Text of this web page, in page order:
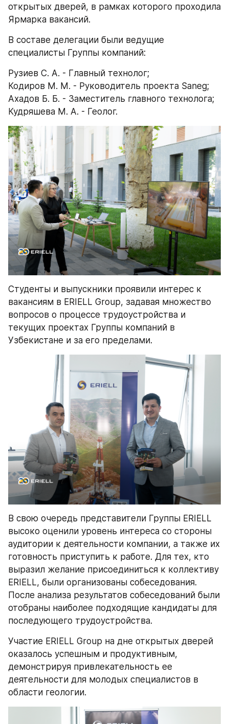
открытых дверей, в рамках которого проходила
Ярмарка вакансий.
В составе делегации были ведущие
специалисты Группы компаний:
Рузиев С. А. - Главный технолог;
Кодиров М. М. - Руководитель проекта Saneg;
Ахадов Б. Б. - Заместитель главного технолога;
Кудряшева М. А. - Геолог.
Студенты и выпускники проявили интерес к
вакансиям в ERIELL Group, задавая множество
вопросов о процессе трудоустройства и
текущих проектах Группы компаний в
Узбекистане и за его пределами.
В свою очередь представители Группы ERIELL
высоко оценили уровень интереса со стороны
аудитории к деятельности компании, а также их
готовность приступить к работе. Для тех, кто
выразил желание присоединиться к коллективу
ERIELL, были организованы собеседования.
После анализа результатов собеседований были
отобраны наиболее подходящие кандидаты для
последующего трудоустройства.
Участие ERIELL Group на дне открытых дверей
оказалось успешным и продуктивным,
демонстрируя привлекательность ее
деятельности для молодых специалистов в
области геологии.